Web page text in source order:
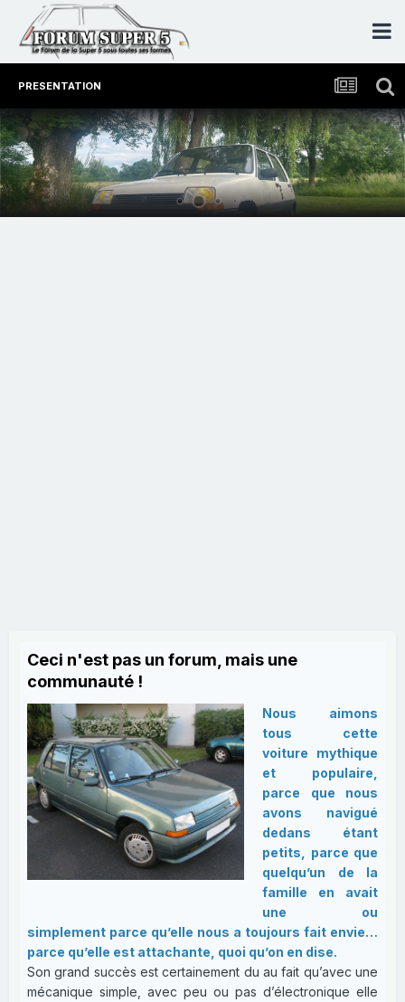
PRESENTATION
Ceci n'est pas un forum, mais une
communauté !
Nous aimons
tous cette
voiture mythique
et populaire,
parce que nous
avons navigué
dedans étant
petits, parce que
quelqu’un de la
famille en avait
une ou
simplement parce qu’elle nous a toujours fait envie…
parce qu’elle est attachante, quoi qu’on en dise.
Son grand succès est certainement du au fait qu’avec une
mécanique simple, avec peu ou pas d’électronique elle